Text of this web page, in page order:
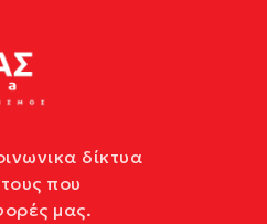
δίκτυα
που
μας.